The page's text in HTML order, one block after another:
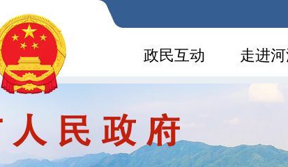
走进
政民互动